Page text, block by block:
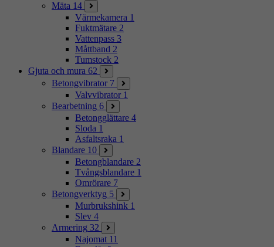
Mäta 14
Värmekamera 1
Fuktmätare 2
Vattenpass 3
Måttband 2
Tumstock 2
Gjuta och mura 62
Betongvibrator 7
Valvvibrator 1
Bearbetning 6
Betongglättare 4
Sloda 1
Asfaltsraka 1
Blandare 10
Betongblandare 2
Tvångsblandare 1
Omrörare 7
Betongverktyg 5
Murbrukshink 1
Slev 4
Armering 32
Najomat 11